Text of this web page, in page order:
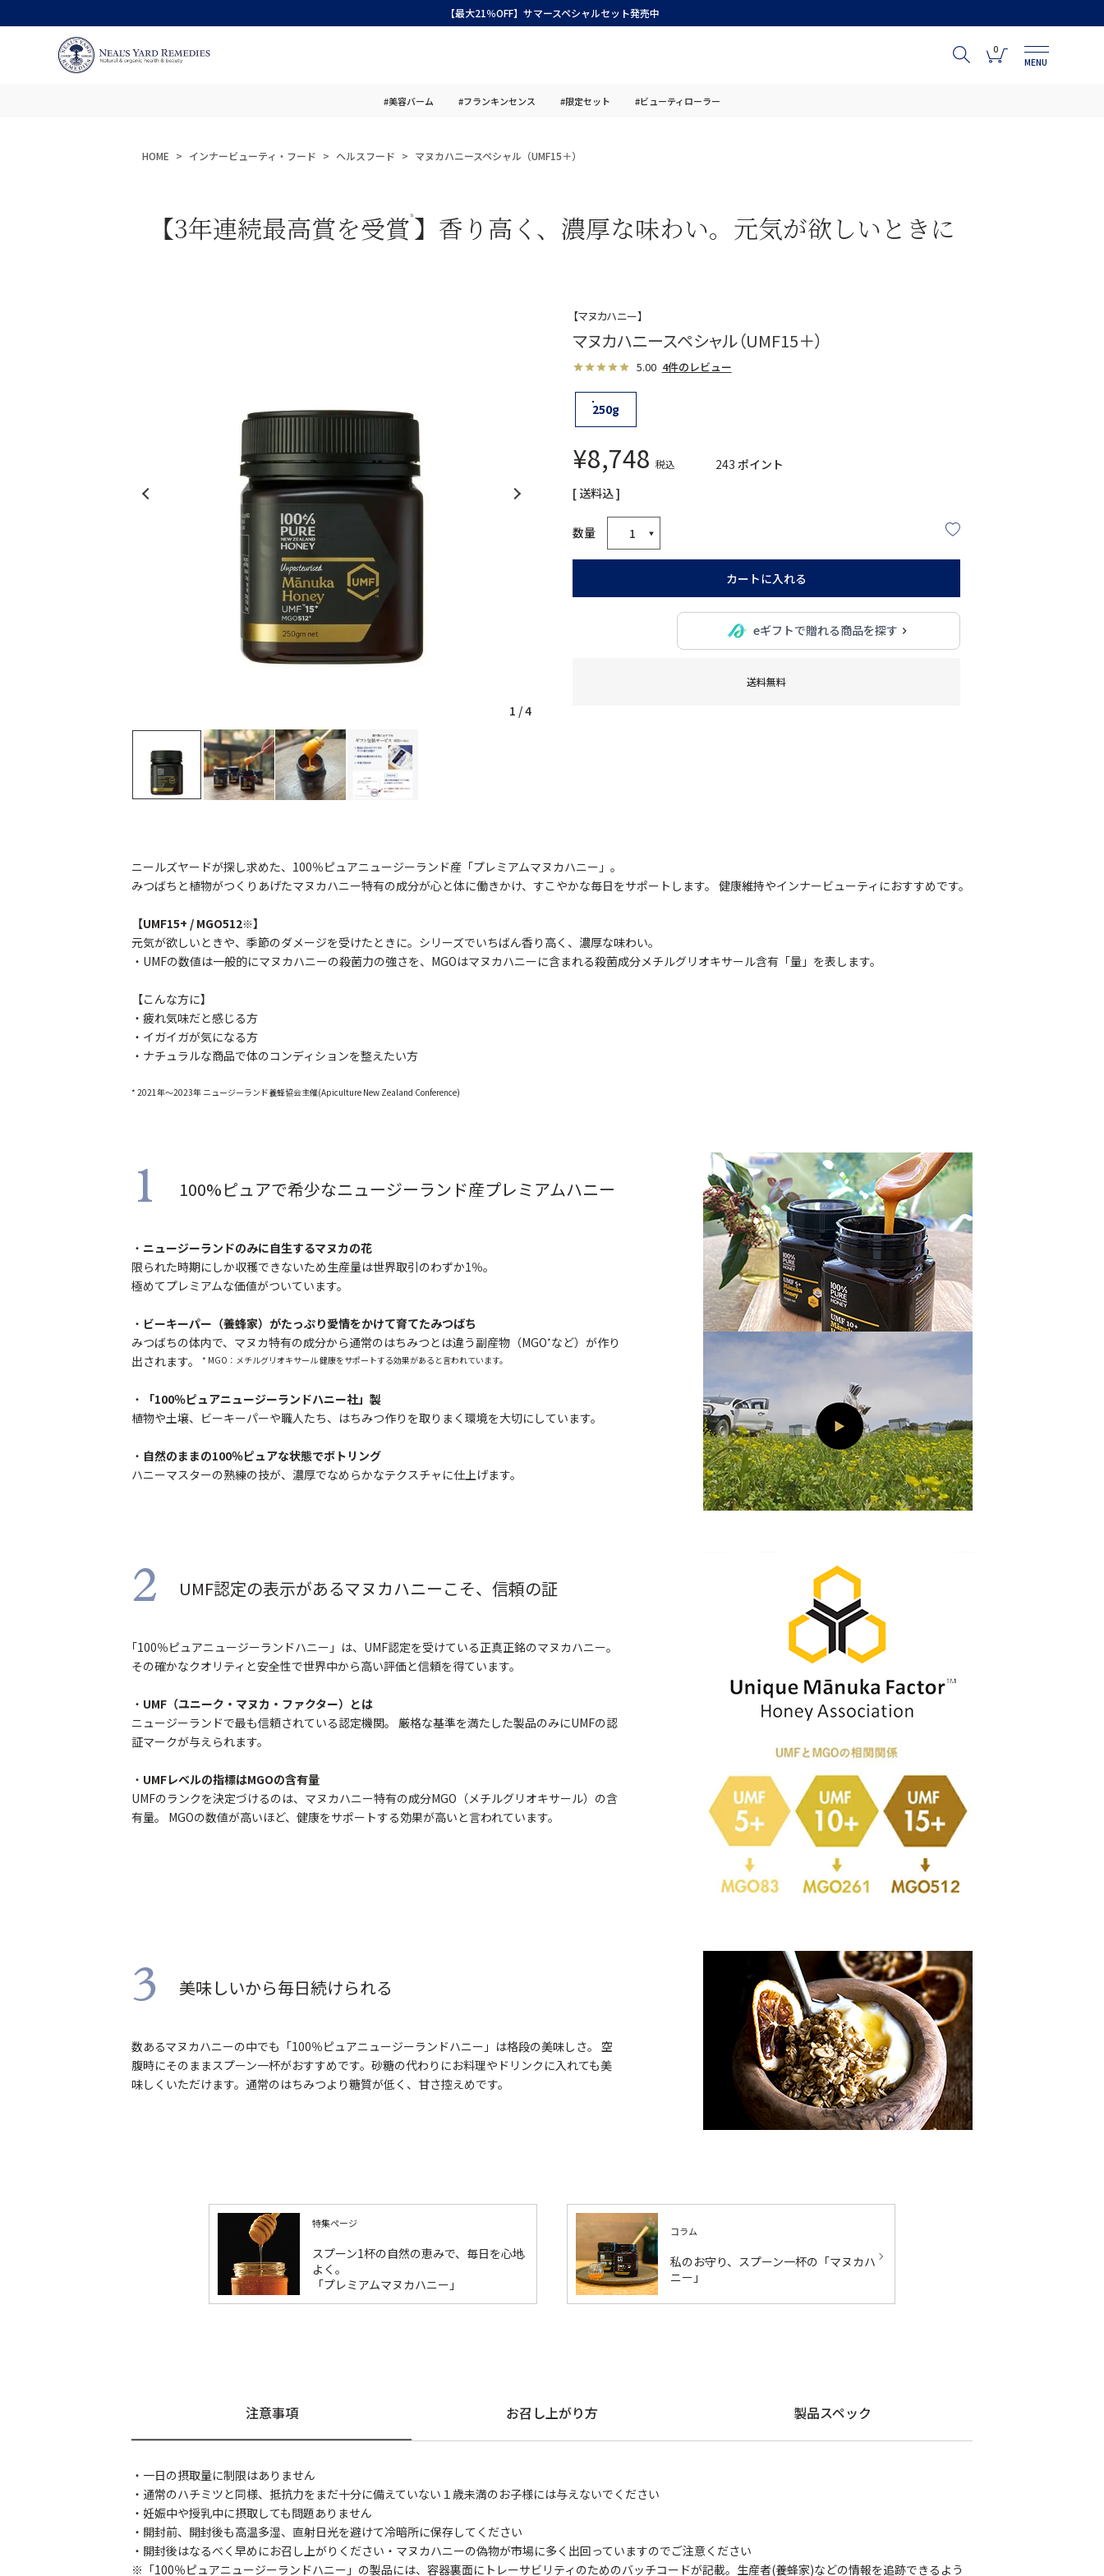
【最大21％OFF】サマースペシャルセット発売中
0
MENU
#美容バーム #フランキンセンス #限定セット #ビューティローラー
HOME インナービューティ・フード ヘルスフード マヌカハニースペシャル（UMF15＋）
【3年連続最高賞を受賞*】香り高く、濃厚な味わい。元気が欲しいときに
1 /4
【マヌカハニー】
マヌカハニースペシャル（UMF15＋）
5.00 4件のレビュー
250g
¥8,748 税込 243 ポイント
送料込
カートに入れる
eギフトで贈れる商品を探す
送料無料
ニールズヤードが探し求めた、100％ピュアニュージーランド産「プレミアムマヌカハニー」。
みつばちと植物がつくりあげたマヌカハニー特有の成分が心と体に働きかけ、すこやかな毎日をサポートします。 健康維持やインナービューティにおすすめです。
【UMF15+ / MGO512※】
元気が欲しいときや、季節のダメージを受けたときに。シリーズでいちばん香り高く、濃厚な味わい。
・UMFの数値は一般的にマヌカハニーの殺菌力の強さを、MGOはマヌカハニーに含まれる殺菌成分メチルグリオキサール含有「量」を表します。
【こんな方に】
・疲れ気味だと感じる方
・イガイガが気になる方
・ナチュラルな商品で体のコンディションを整えたい方
* 2021年～2023年 ニュージーランド養蜂協会主催(Apiculture New Zealand Conference)
1 100%ピュアで希少なニュージーランド産プレミアムハニー
・ ニュージーランドのみに自生するマヌカの花
限られた時期にしか収穫できないため生産量は世界取引のわずか1％。
極めてプレミアムな価値がついています。
・ ビーキーパー（養蜂家）がたっぷり愛情をかけて育てたみつばち
みつばちの体内で、マヌカ特有の成分から通常のはちみつとは違う副産物（MGO*など）が作り
出されます。
* MGO：メチルグリオキサール 健康をサポートする効果があると言われています。
・
「100％ピュアニュージーランドハニー社」製
植物や土壌、ビーキーパーや職人たち、はちみつ作りを取りまく環境を大切にしています。
・ 自然のままの100％ピュアな状態でボトリング
ハニーマスターの熟練の技が、濃厚でなめらかなテクスチャに仕上げます。
2 UMF認定の表示があるマヌカハニーこそ、信頼の証
｢100％ピュアニュージーランドハニー」は、UMF認定を受けている正真正銘のマヌカハニー。
その確かなクオリティと安全性で世界中から高い評価と信頼を得ています。
・ UMF（ユニーク・マヌカ・ファクター）とは
ニュージーランドで最も信頼されている認定機関。 厳格な基準を満たした製品のみにUMFの認
証マークが与えられます。
・ UMFレベルの指標はMGOの含有量
UMFのランクを決定づけるのは、マヌカハニー特有の成分MGO（メチルグリオキサール）の含
有量。 MGOの数値が高いほど、健康をサポートする効果が高いと言われています。
3 美味しいから毎日続けられる
数あるマヌカハニーの中でも「100％ピュアニュージーランドハニー」は格段の美味しさ。 空
腹時にそのままスプーン一杯がおすすめです。砂糖の代わりにお料理やドリンクに入れても美
味しくいただけます。通常のはちみつより糖質が低く、甘さ控えめです。
特集ページ
スプーン1杯の自然の恵みで、毎日を心地
よく。
「プレミアムマヌカハニー」
コラム
私のお守り、スプーン一杯の「マヌカハ
ニー」
注意事項 お召し上がり方 製品スペック
・一日の摂取量に制限はありません
・通常のハチミツと同様、抵抗力をまだ十分に備えていない１歳未満のお子様には与えないでください
・妊娠中や授乳中に摂取しても問題ありません
・開封前、開封後も高温多湿、直射日光を避けて冷暗所に保存してください
・開封後はなるべく早めにお召し上がりください・マヌカハニーの偽物が市場に多く出回っていますのでご注意ください
※「100％ピュアニュージーランドハニー」の製品には、容器裏面にトレーサビリティのためのバッチコードが記載。生産者(養蜂家)などの情報を追跡できるよう